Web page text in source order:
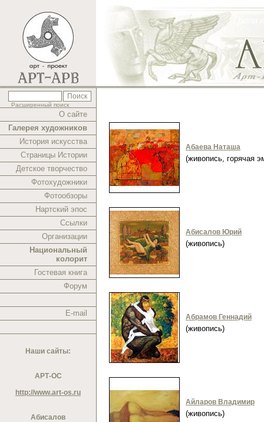
Расширенный поиск
О сайте
Галерея художников
История искусства
Страницы Истории
Детское творчество
Фотохудожники
Фотообзоры
Нартский эпос
Ссылки
Организации
Национальный
колорит
Гостевая книга
Форум
E-mail
Наши сайты:
АРТ-ОС
http://www.art-os.ru
Абисалов
Абаева Наташа
(живопись, горячая
Абисалов Юрий
(живопись)
Абрамов Геннадий
(живопись)
Айларов Владимир
(живопись)